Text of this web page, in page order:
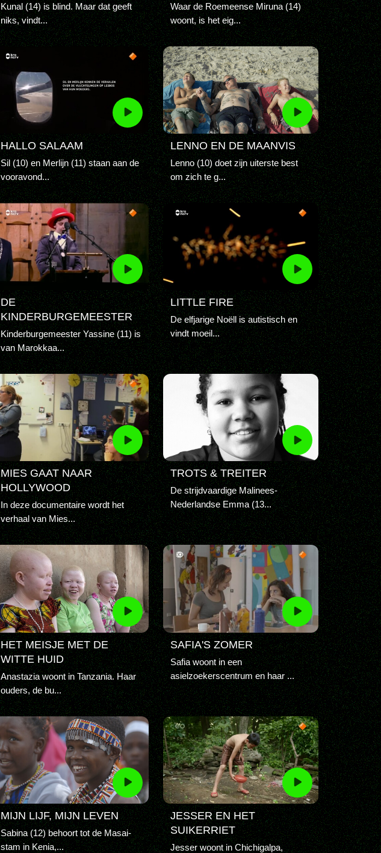
Kunal (14) is blind. Maar dat geeft
niks, vindt...
Waar de Roemeense Miruna (14)
woont, is het eig...
HALLO SALAAM
Sil (10) en Merlijn (11) staan aan de
vooravond...
LENNO EN DE MAANVIS
Lenno (10) doet zijn uiterste best
om zich te g...
DE
KINDERBURGEMEESTER
Kinderburgemeester Yassine (11) is
van Marokkaa...
LITTLE FIRE
De elfjarige Noëll is autistisch en
vindt moeil...
MIES GAAT NAAR
HOLLYWOOD
In deze documentaire wordt het
verhaal van Mies...
TROTS & TREITER
De strijdvaardige Malinees-
Nederlandse Emma (13...
HET MEISJE MET DE
WITTE HUID
Anastazia woont in Tanzania. Haar
ouders, de bu...
SAFIA'S ZOMER
Safia woont in een
asielzoekerscentrum en haar ...
MIJN LIJF, MIJN LEVEN
Sabina (12) behoort tot de Masai-
stam in Kenia,...
JESSER EN HET
SUIKERRIET
Jesser woont in Chichigalpa,